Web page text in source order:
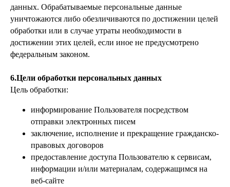
данных. Обрабатываемые персональные данные
уничтожаются либо обезличиваются по достижении целей
обработки или в случае утраты необходимости в
достижении этих целей, если иное не предусмотрено
федеральным законом.
6.Цели обработки персональных данных
Цель обработки:
информирование Пользователя посредством
отправки электронных писем
заключение, исполнение и прекращение гражданско-
правовых договоров
предоставление доступа Пользователю к сервисам,
информации и/или материалам, содержащимся на
веб-сайте